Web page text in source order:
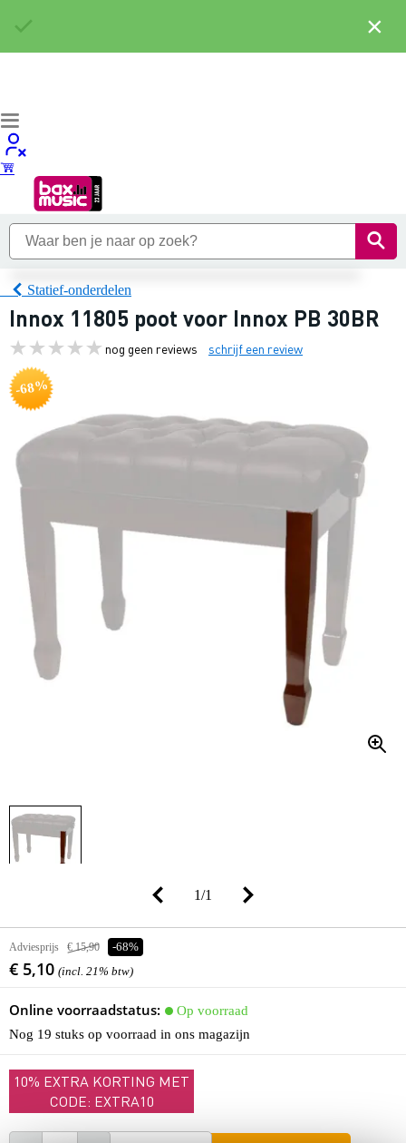
Statief-onderdelen
Innox 11805 poot voor Innox PB 30BR
nog geen reviews schrijf een review
-68%
1/1
Adviesprijs € 15,90 -68%
€ 5,10 (incl. 21% btw)
Online voorraadstatus:
Op voorraad
Nog 19 stuks op voorraad in ons magazijn
10% EXTRA KORTING MET
CODE: EXTRA10
×